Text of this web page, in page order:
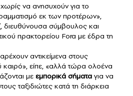
να ανησυχούν για το
εκ των προτέρων»,
διευθύνουσα σύμβουλος και
πρακτορείου Fora με έδρα τη
αντικείμενα στους
καιρό», είπε, «αλλά τώρα ολοένα
με εμπορικά σήματα για να
ταξιδιώτες κατά τη διάρκεια